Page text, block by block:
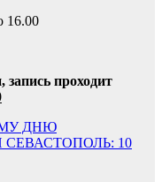
16.00
запись проходит
ДНЮ
10